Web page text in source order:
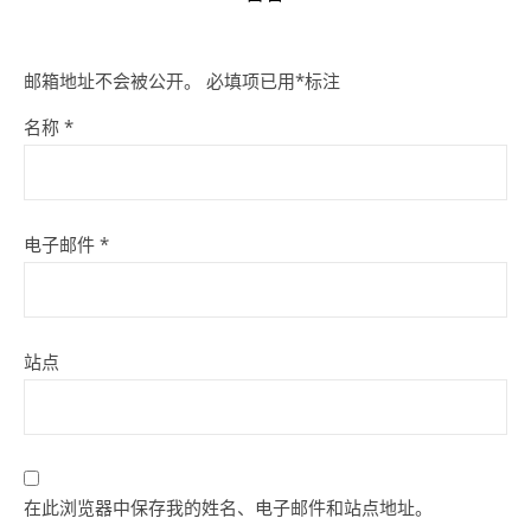
邮箱地址不会被公开。 必填项已用*标注
名称 *
电子邮件 *
站点
在此浏览器中保存我的姓名、电子邮件和站点地址。